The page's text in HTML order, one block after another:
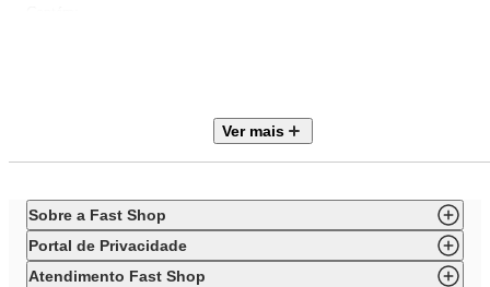
Ver mais
Sobre a Fast Shop
Portal de Privacidade
Atendimento Fast Shop